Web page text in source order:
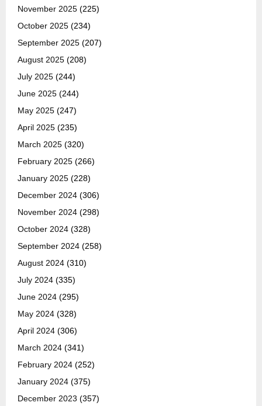
November 2025 (225)
October 2025 (234)
September 2025 (207)
August 2025 (208)
July 2025 (244)
June 2025 (244)
May 2025 (247)
April 2025 (235)
March 2025 (320)
February 2025 (266)
January 2025 (228)
December 2024 (306)
November 2024 (298)
October 2024 (328)
September 2024 (258)
August 2024 (310)
July 2024 (335)
June 2024 (295)
May 2024 (328)
April 2024 (306)
March 2024 (341)
February 2024 (252)
January 2024 (375)
December 2023 (357)